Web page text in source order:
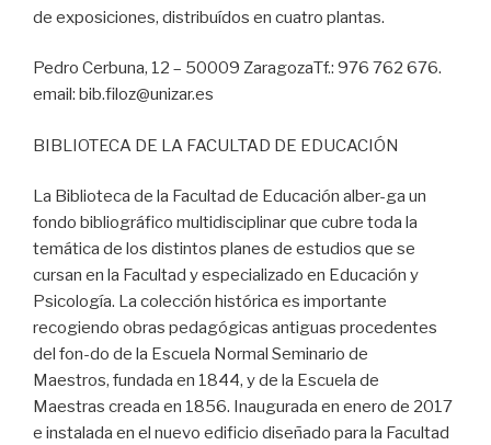
de exposiciones, distribuídos en cuatro plantas.
Pedro Cerbuna, 12 – 50009 ZaragozaTf.: 976 762 676.
email: bib.filoz@unizar.es
BIBLIOTECA DE LA FACULTAD DE EDUCACIÓN
La Biblioteca de la Facultad de Educación alber-ga un
fondo bibliográfico multidisciplinar que cubre toda la
temática de los distintos planes de estudios que se
cursan en la Facultad y especializado en Educación y
Psicología. La colección histórica es importante
recogiendo obras pedagógicas antiguas procedentes
del fon-do de la Escuela Normal Seminario de
Maestros, fundada en 1844, y de la Escuela de
Maestras creada en 1856. Inaugurada en enero de 2017
e instalada en el nuevo edificio diseñado para la Facultad